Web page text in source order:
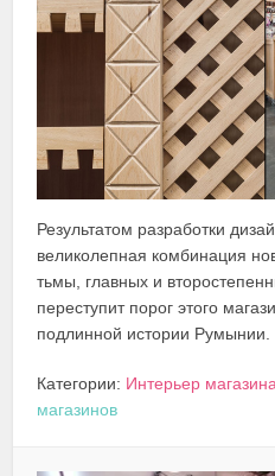
Результатом разработки
великолепная комбинация
тьмы, главных и
переступит порог этого
подлинной истории Румынии.
Категории: Интерьер магазина
магазинов